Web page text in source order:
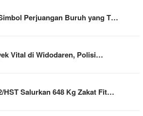
Perjuangan Buruh yang T…
Vital di Widodaren, Polisi…
HST Salurkan 648 Kg Zakat Fit…